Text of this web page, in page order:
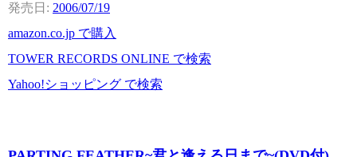
2006/07/19
amazon.co.jp で購入
TOWER RECORDS ONLINE で検索
Yahoo!ショッピング で検索